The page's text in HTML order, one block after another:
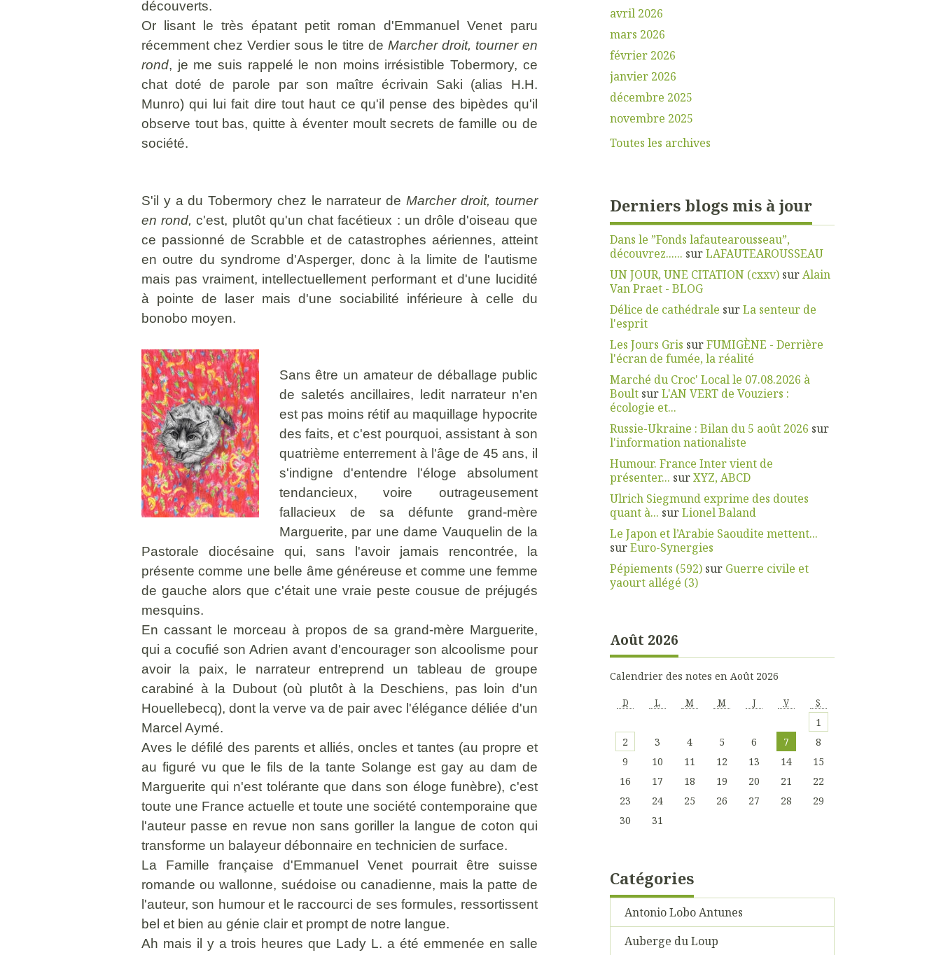
découverts.
Or lisant le très épatant petit roman d'Emmanuel Venet paru
récemment chez Verdier sous le titre de Marcher droit, tourner en
rond, je me suis rappelé le non moins irrésistible Tobermory, ce
chat doté de parole par son maître écrivain Saki (alias H.H.
Munro) qui lui fait dire tout haut ce qu'il pense des bipèdes qu'il
observe tout bas, quitte à éventer moult secrets de famille ou de
société.
S'il y a du Tobermory chez le narrateur de Marcher droit, tourner
en rond, c'est, plutôt qu'un chat facétieux : un drôle d'oiseau que
ce passionné de Scrabble et de catastrophes aériennes, atteint
en outre du syndrome d'Asperger, donc à la limite de l'autisme
mais pas vraiment, intellectuellement performant et d'une lucidité
à pointe de laser mais d'une sociabilité inférieure à celle du
bonobo moyen.
Sans être un amateur de déballage public
de saletés ancillaires, ledit narrateur n'en
est pas moins rétif au maquillage hypocrite
des faits, et c'est pourquoi, assistant à son
quatrième enterrement à l'âge de 45 ans, il
s'indigne d'entendre l'éloge absolument
tendancieux, voire outrageusement
fallacieux de sa défunte grand-mère
Marguerite, par une dame Vauquelin de la
Pastorale diocésaine qui, sans l'avoir jamais rencontrée, la
présente comme une belle âme généreuse et comme une femme
de gauche alors que c'était une vraie peste cousue de préjugés
mesquins.
En cassant le morceau à propos de sa grand-mère Marguerite,
qui a cocufié son Adrien avant d'encourager son alcoolisme pour
avoir la paix, le narrateur entreprend un tableau de groupe
carabiné à la Dubout (où plutôt à la Deschiens, pas loin d'un
Houellebecq), dont la verve va de pair avec l'élégance déliée d'un
Marcel Aymé.
Aves le défilé des parents et alliés, oncles et tantes (au propre et
au figuré vu que le fils de la tante Solange est gay au dam de
Marguerite qui n'est tolérante que dans son éloge funèbre), c'est
toute une France actuelle et toute une société contemporaine que
l'auteur passe en revue non sans goriller la langue de coton qui
transforme un balayeur débonnaire en technicien de surface.
La Famille française d'Emmanuel Venet pourrait être suisse
romande ou wallonne, suédoise ou canadienne, mais la patte de
l'auteur, son humour et le raccourci de ses formules, ressortissent
bel et bien au génie clair et prompt de notre langue.
Ah mais il y a trois heures que Lady L. a été emmenée en salle
avril 2026
mars 2026
février 2026
janvier 2026
décembre 2025
novembre 2025
Toutes les archives
Derniers blogs mis à jour
Dans le ”Fonds lafautearousseau”,
découvrez...... surLAFAUTEAROUSSEAU
UN JOUR, UNE CITATION (cxxv)surAlain
Van Praet - BLOG
Délice de cathédrale surLa senteur de
l'esprit
Les Jours Gris surFUMIGÈNE - Derrière
l'écran de fumée, la réalité
Marché du Croc' Local le 07.08.2026 à
BoultsurL'AN VERT de Vouziers :
écologie et...
Russie-Ukraine : Bilan du 5 août 2026 sur
l'information nationaliste
Humour. France Inter vient de
présenter... surXYZ, ABCD
Ulrich Siegmund exprime des doutes
quant à... surLionel Baland
Le Japon et l’Arabie Saoudite mettent...
surEuro-Synergies
Pépiements (592)sur Guerre civile et
yaourt allégé (3)
Août 2026
Calendrier des notes en Août 2026
D L M M J V S
1
2
3 4 5 6 7
8
9
10 11 12 13 14
15
16
17 18 19 20 21
22
23
24 25 26 27 28
29
30
31
Catégories
Antonio Lobo Antunes
Auberge du Loup